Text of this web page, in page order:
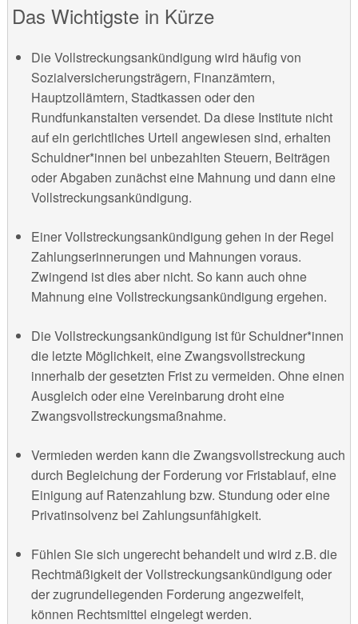
Das Wichtigste in Kürze
Die Vollstreckungsankündigung wird häufig von
Sozialversicherungsträgern, Finanzämtern,
Hauptzollämtern, Stadtkassen oder den
Rundfunkanstalten versendet. Da diese Institute nicht
auf ein gerichtliches Urteil angewiesen sind, erhalten
Schuldner*innen bei unbezahlten Steuern, Beiträgen
oder Abgaben zunächst eine Mahnung und dann eine
Vollstreckungsankündigung.
Einer Vollstreckungsankündigung gehen in der Regel
Zahlungserinnerungen und Mahnungen voraus.
Zwingend ist dies aber nicht. So kann auch ohne
Mahnung eine Vollstreckungsankündigung ergehen.
Die Vollstreckungsankündigung ist für Schuldner*innen
die letzte Möglichkeit, eine Zwangsvollstreckung
innerhalb der gesetzten Frist zu vermeiden. Ohne einen
Ausgleich oder eine Vereinbarung droht eine
Zwangsvollstreckungsmaßnahme.
Vermieden werden kann die Zwangsvollstreckung auch
durch Begleichung der Forderung vor Fristablauf, eine
Einigung auf Ratenzahlung bzw. Stundung oder eine
Privatinsolvenz bei Zahlungsunfähigkeit.
Fühlen Sie sich ungerecht behandelt und wird z.B. die
Rechtmäßigkeit der Vollstreckungsankündigung oder
der zugrundeliegenden Forderung angezweifelt,
können Rechtsmittel eingelegt werden.